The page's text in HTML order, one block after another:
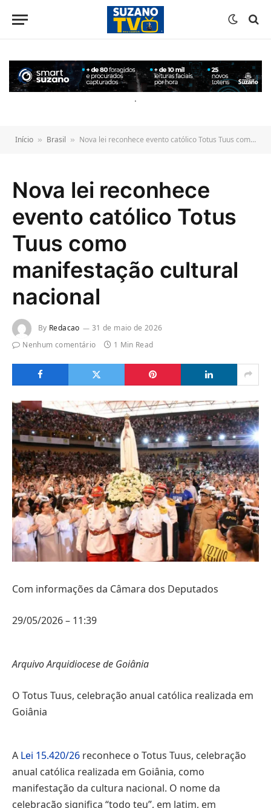
conteúdo
.
Início » Brasil » Nova lei reconhece evento católico Totus Tuus como manifestação cultural nacional
Nova lei reconhece
evento católico Totus
Tuus como
manifestação cultural
nacional
By Redacao
31 de maio de 2026
Nenhum comentário
1 Min Read
Com informações da Câmara dos Deputados
29/05/2026 – 11:39
Arquivo Arquidiocese de Goiânia
O Totus Tuus, celebração anual católica realizada em
Goiânia
A Lei 15.420/26 reconhece o Totus Tuus, celebração
anual católica realizada em Goiânia, como
manifestação da cultura nacional. O nome da
celebração significa “todo teu”, em latim, em